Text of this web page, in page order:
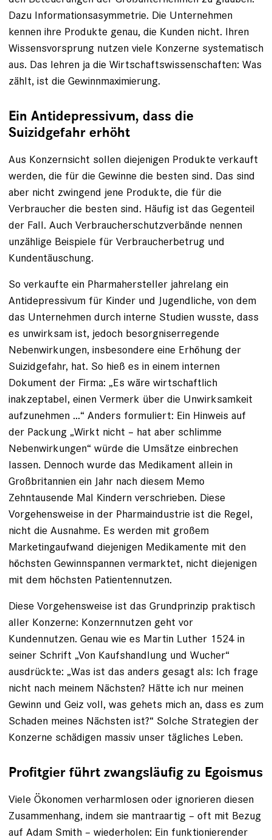
Dazu Informationsasymmetrie. Die Unternehmen
kennen ihre Produkte genau, die Kunden nicht. Ihren
Wissensvorsprung nutzen viele Konzerne systematisch
aus. Das lehren ja die Wirtschaftswissenschaften: Was
zählt, ist die Gewinnmaximierung.
Ein Antidepressivum, dass die
Suizidgefahr erhöht
Aus Konzernsicht sollen diejenigen Produkte verkauft
werden, die für die Gewinne die besten sind. Das sind
aber nicht zwingend jene Produkte, die für die
Verbraucher die besten sind. Häufig ist das Gegenteil
der Fall. Auch Verbraucherschutzverbände nennen
unzählige Beispiele für Verbraucherbetrug und
Kundentäuschung.
So verkaufte ein Pharmahersteller jahrelang ein
Antidepressivum für Kinder und Jugendliche, von dem
das Unternehmen durch interne Studien wusste, dass
es unwirksam ist, jedoch besorgniserregende
Nebenwirkungen, insbesondere eine Erhöhung der
Suizidgefahr, hat. So hieß es in einem internen
Dokument der Firma: „Es wäre wirtschaftlich
inakzeptabel, einen Vermerk über die Unwirksamkeit
aufzunehmen ...“ Anders formuliert: Ein Hinweis auf
der Packung „Wirkt nicht – hat aber schlimme
Nebenwirkungen“ würde die Umsätze einbrechen
lassen. Dennoch wurde das Medikament allein in
Großbritannien ein Jahr nach diesem Memo
Zehntausende Mal Kindern verschrieben. Diese
Vorgehensweise in der Pharmaindustrie ist die Regel,
nicht die Ausnahme. Es werden mit großem
Marketingaufwand diejenigen Medikamente mit den
höchsten Gewinnspannen vermarktet, nicht diejenigen
mit dem höchsten Patientennutzen.
Diese Vorgehensweise ist das Grundprinzip praktisch
aller Konzerne: Konzernnutzen geht vor
Kundennutzen. Genau wie es Martin Luther 1524 in
seiner Schrift „Von Kaufshandlung und Wucher“
ausdrückte: „Was ist das anders gesagt als: Ich frage
nicht nach meinem Nächsten? Hätte ich nur meinen
Gewinn und Geiz voll, was gehets mich an, dass es zum
Schaden meines Nächsten ist?“ Solche Strategien der
Konzerne schädigen massiv unser tägliches Leben.
Profitgier führt zwangsläufig zu Egoismus
Viele Ökonomen verharmlosen oder ignorieren diesen
Zusammenhang, indem sie mantraartig – oft mit Bezug
auf Adam Smith – wiederholen: Ein funktionierender